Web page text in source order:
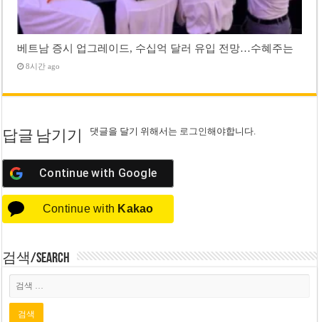
베트남 증시 업그레이드, 수십억 달러 유입 전망…수혜주는
8시간 ago
답글 남기기 댓글을 달기 위해서는 로그인해야합니다.
Continue with Google
Continue with Kakao
검색/Search